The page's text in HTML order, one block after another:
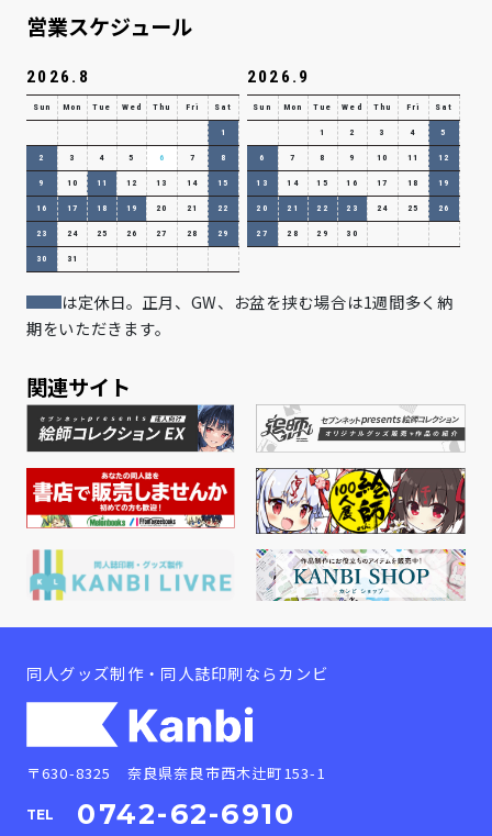
営業スケジュール
2026.8
Sun Mon Tue Wed Thu Fri Sat
1
2 3 4 5 6 7 8
9 10 11 12 13 14 15
16 17 18 19 20 21 22
23 24 25 26 27 28 29
30 31
2026.9
Sun Mon Tue Wed Thu Fri Sat
1 2 3 4 5
6 7 8 9 10 11 12
13 14 15 16 17 18 19
20 21 22 23 24 25 26
27 28 29 30
は定休日。正月、GW、お盆を挟む場合は1週間多く納
期をいただきます。
関連サイト
同人グッズ制作・同人誌印刷ならカンビ
〒630-8325 奈良県奈良市西木辻町153-1
TEL 0742-62-6910